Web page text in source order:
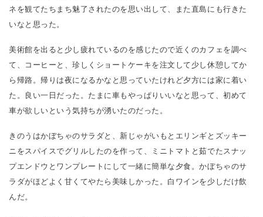
ネを観てたちまち魅了されたのを思い出して、また直島にも行きた
いなと思った。
美術館を出ると少し疲れているのを感じたので近くのカフェを調べ
て、コーヒーと、珍しくショートケーキを注文して少し休憩してか
ら帰路。帰りは夜になるかなと思っていたけれど夕方には家に着い
た。良い一日だった。たまに車もやっぱりいいなと思って、初めて
車が欲しいという気持ちが湧いたのだった。
きのうはかぼちゃのサラダと、新じゃがいもとエリンギとズッキー
ニをスパイスでグリルしたのを作って、ミニトマトと茹でたスナッ
プエンドウとワンプレートにして一緒に簡単な夕食。かぼちゃのサ
ラダがほどよく甘くてやたら美味しかった。白ワインを少しだけ飲
んだ。